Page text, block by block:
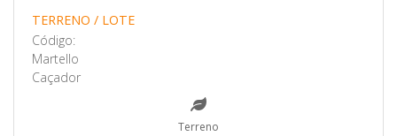
TERRENO / LOTE
Código:
Martello
Caçador
Terreno